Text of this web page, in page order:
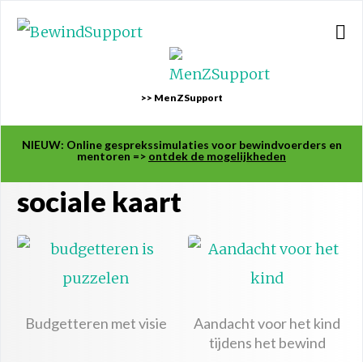
>> MenZSupport
NIEUW: Online gesprekssimulaties voor bewindvoerders en
mentoren => ontdek de mogelijkheden
sociale kaart
Budgetteren met visie
Aandacht voor het kind
tijdens het bewind